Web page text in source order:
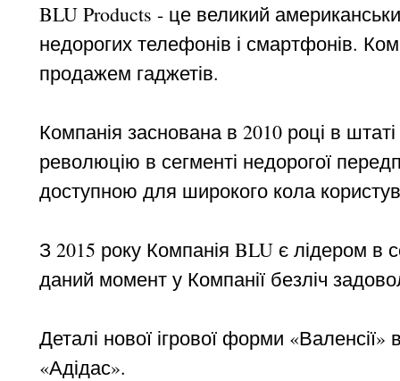
BLU Products - це великий
недорогих телефонів і смартфонів.
продажем гаджетів.
Компанія заснована в 2010 році в
революцію в сегменті недорогої
доступною для широкого кола
З 2015 року Компанія BLU є лідером в
даний момент у Компанії безліч
Деталі нової ігрової форми «Валенсії»
«Адідас».